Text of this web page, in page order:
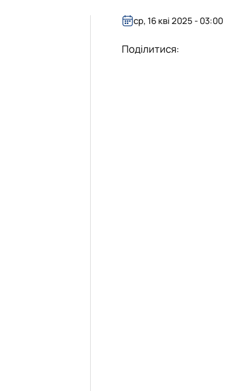
ср, 16 кві 2025 - 03:00
Поділитися: